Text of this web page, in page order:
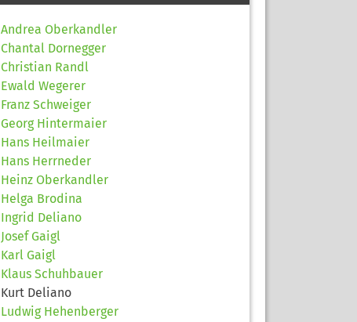
Andrea Oberkandler
Chantal Dornegger
Christian Randl
Ewald Wegerer
Franz Schweiger
Georg Hintermaier
Hans Heilmaier
Hans Herrneder
Heinz Oberkandler
Helga Brodina
Ingrid Deliano
Josef Gaigl
Karl Gaigl
Klaus Schuhbauer
Kurt Deliano
Ludwig Hehenberger